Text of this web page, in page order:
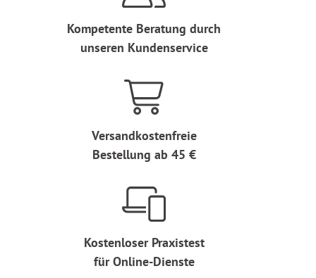
Kompetente Beratung durch
unseren Kundenservice
Versandkostenfreie
Bestellung ab 45 €
Kostenloser Praxistest
für Online-Dienste